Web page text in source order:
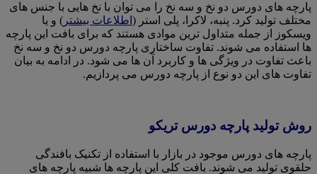
پارچه های دورس دو نخ و سه نخ را می توان با نخ هایی با جنس های
مختلف تولید کرد. پنبه، لاکرا، پلی استر ( اطلاعات بیشتر ) و یا
ویسکوز از جمله متداول ترین موادی هستند که برای بافت این پارچه
ها استفاده می شوند. تفاوت ساختاری پارچه دورس دو نخ و سه نخ
باعث تفاوت در ویژگی ها و کاربرد آن ها می شود. در ادامه به بیان
تفاوت های این دو نوع از پارچه دورس می پردازیم.
روش تولید پارچه دورس تریکو
پارچه های دورس موجود در بازار با استفاده از تکنیک بافندگی
حلقوی تولید می شوند. بافت کلی این پارچه ها شبیه پارچه های